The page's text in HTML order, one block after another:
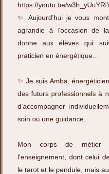
https://youtu.be/
✨ Aujourd’hui je vous
agrandie à l’occasion de
donne aux élèves qui
praticien en énergétique…
✨ Je suis Amba,
des futurs professionnels à
d’accompagner
soin ou une guidance.
Mon corps de métier
l’enseignement, dont celui
le tarot et le pendule, mais